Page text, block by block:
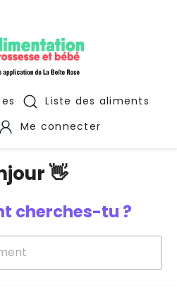
Liste des aliments
Me connecter
👋
cherches-tu ?